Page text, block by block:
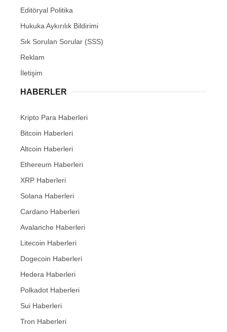
Editöryal Politika
Hukuka Aykırılık Bildirimi
Sık Sorulan Sorular (SSS)
Reklam
İletişim
HABERLER
Kripto Para Haberleri
Bitcoin Haberleri
Altcoin Haberleri
Ethereum Haberleri
XRP Haberleri
Solana Haberleri
Cardano Haberleri
Avalanche Haberleri
Litecoin Haberleri
Dogecoin Haberleri
Hedera Haberleri
Polkadot Haberleri
Sui Haberleri
Tron Haberleri